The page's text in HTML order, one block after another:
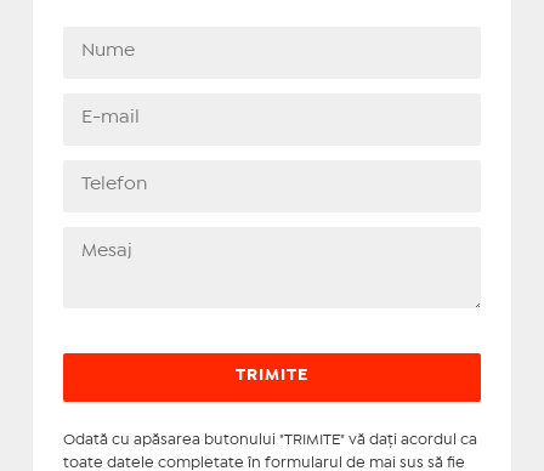
Odată cu apăsarea butonului "TRIMITE" vă daţi acordul ca
toate datele completate în formularul de mai sus să fie